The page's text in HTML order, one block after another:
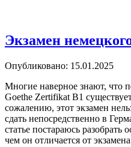
Экзамен
Опубликовано: 15.01.2025
Многие наверное знают, что
Goethe Zertifikat B1
сожалению, этот экзамен
сдать непосредственно в
статье постараюсь разобрать
чем он отличается от